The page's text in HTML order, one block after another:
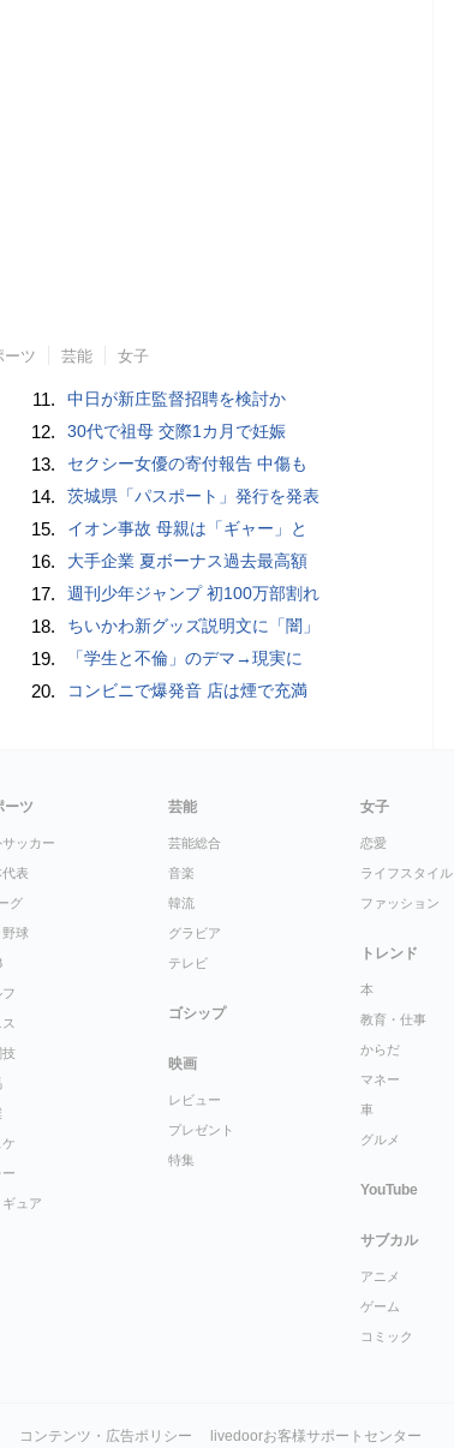
ーツ 芸能 女子
11. 中日が新庄監督招聘を検討か
12. 30代で祖母 交際1カ月で妊娠
13. セクシー女優の寄付報告 中傷も
14. 茨城県「パスポート」発行を発表
15. イオン事故 母親は「ギャー」と
16. 大手企業 夏ボーナス過去最高額
17. 週刊少年ジャンプ 初100万部割れ
18. ちいかわ新グッズ説明文に「闇」
19. 「学生と不倫」のデマ→現実に
20. コンビニで爆発音 店は煙で充満
ーツ
ッカー
代表
グ
野球
フ
技
ケ
ー
ギュア
芸能
芸能総合
音楽
韓流
グラビア
テレビ
ゴシップ
映画
レビュー
プレゼント
特集
女子
恋愛
ライフスタイル
ファッション
トレンド
本
教育・仕事
からだ
マネー
車
グルメ
YouTube
サブカル
アニメ
ゲーム
コミック
コンテンツ・広告ポリシー livedoorお客様サポートセンター